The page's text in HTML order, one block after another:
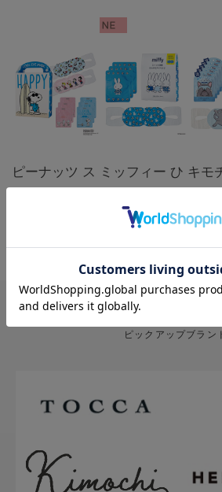
ピーナッツ ス
ミッフィー ひ
スク3枚 カモ
￥770
キモ
5枚
PICK UP
ピックアップブラン